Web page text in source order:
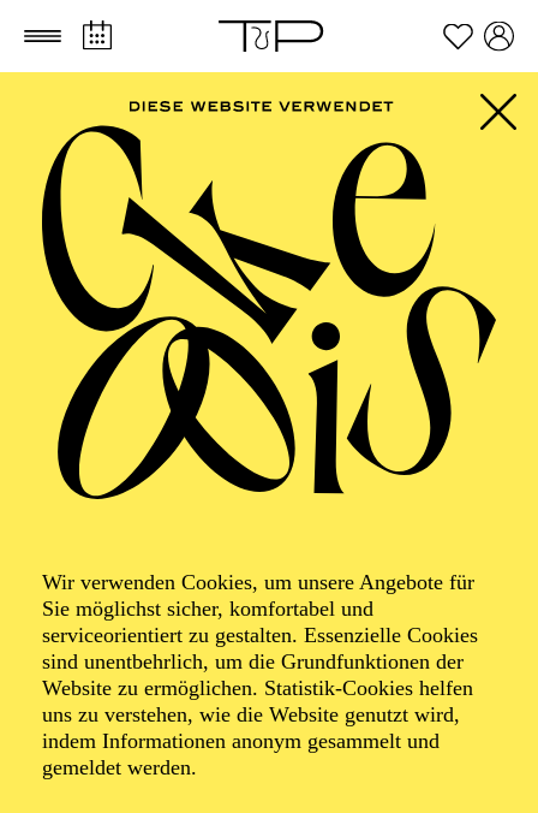
Zum Hauptinhalt springen Zum Footer springen
Wir verwenden Cookies, um unsere Angebote für
Sie möglichst sicher, komfortabel und
serviceorientiert zu gestalten. Essenzielle Cookies
sind unentbehrlich, um die Grundfunktionen der
Website zu ermöglichen. Statistik-Cookies helfen
uns zu verstehen, wie die Website genutzt wird,
indem Informationen anonym gesammelt und
gemeldet werden.
PHILHARMONIE
Philharmonie entdecken
Die Grüne
Klangwerkstatt
Kompositionsprojekt für Grund- und
Förderschulen
Gartenausstellung 2027
TICKETS